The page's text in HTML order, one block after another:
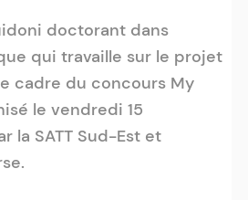
doctorant dans
qui travaille sur le projet
cadre du concours My
le vendredi 15
la SATT Sud-Est et